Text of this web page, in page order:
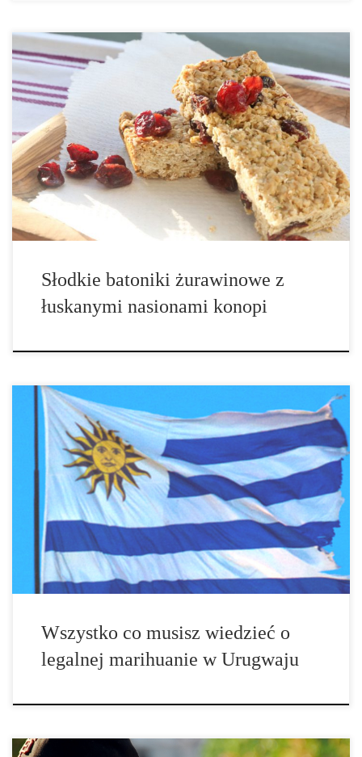
Upewnij się, że posiadasz arkusze pergaminu do pieczenia nieco
większe niż 8×8. Możesz owinąć batony pojedynczo w papier
pergaminowy lub bibułki. Przechowuj schłodzone, aż będą gotowe
do zjedzenia. Ilość porcji: 16 batoników Składniki: • 2 szklanki
płatków owsianych • ⅓ […]
Słodkie batoniki żurawinowe z
łuskanymi nasionami konopi
Urugwaj zalegalizował oficjalnie marihuanę w dniu 6 maja. Po
czterech miesiącach dopracowywania, władze Urugwaju
przychodzą z kompleksowym planem regulującym handel
marihuaną. Wydany w zeszłym tygodniu, plan nakreśla system
produkcji i sprzedaży marihuany rekreacyjnej. Oczekuje się, że
system zostanie uruchomiony pod […]
Wszystko co musisz wiedzieć o
legalnej marihuanie w Urugwaju